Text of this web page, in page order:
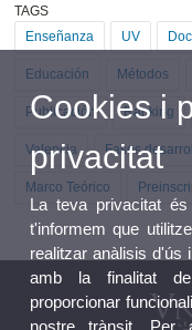
TAGS
Enseñanza
UV
Educación Métodos
Publicación Ranking
Valencia Fases
Marco Teórico
Cookies i
privacitat
La teva privacitat
t'informem que
realitzar anàlisis d'ús
amb la finalitat de
proporcionar
nostre trànsit. Per